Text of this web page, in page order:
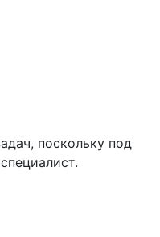
поскольку под